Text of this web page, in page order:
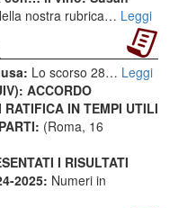
nostra rubrica… Leggi
Lo scorso 28… Leggi
ACCORDO
RATIFICA IN TEMPI UTILI
(Roma, 16
I RISULTATI
2025: Numeri in